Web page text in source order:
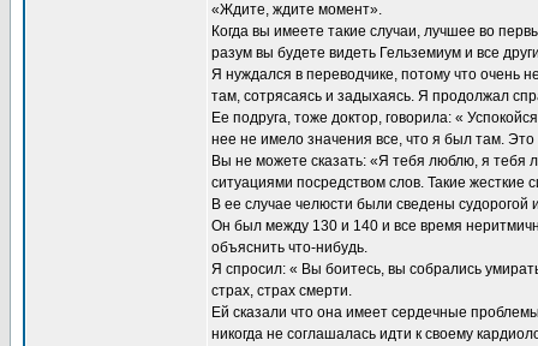
«Ждите, ждите момент».
Когда вы имеете такие случаи, лучшее во
разум вы будете видеть Гельземиум и все
Я нуждался в переводчике, потому что очень
там, сотрясаясь и задыхаясь. Я продолжал
Ее подруга, тоже доктор, говорила: «
нее не имело значения все, что я был там. Это
Вы не можете сказать: «Я тебя люблю, я тебя
ситуациями посредством слов. Такие жесткие
В ее случае челюсти были сведены судорогой
Он был между 130 и 140 и все время
объяснить что-нибудь.
Я спросил: « Вы боитесь, вы собрались
страх, страх смерти.
Ей сказали что она имеет сердечные
никогда не соглашалась идти к своему